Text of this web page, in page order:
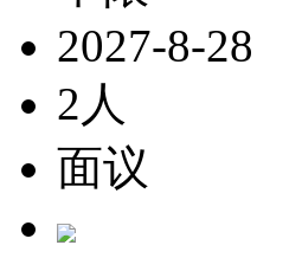
2027-8-28
2人
面议